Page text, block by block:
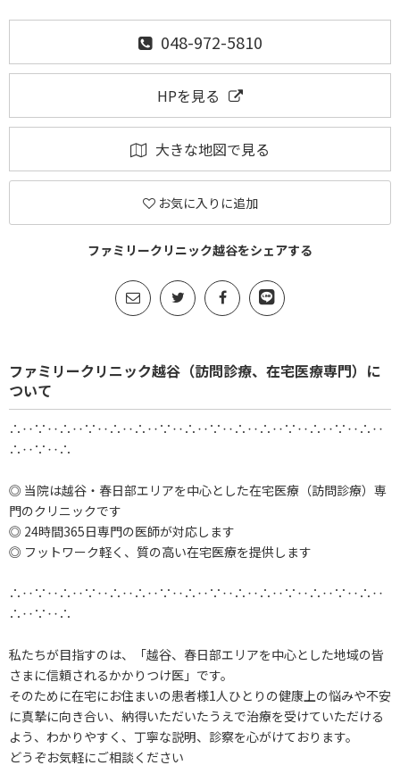
048-972-5810
HPを見る
大きな地図で見る
お気に入りに追加
ファミリークリニック越谷をシェアする
ファミリークリニック越谷（訪問診療、在宅医療専門）に
ついて
∴‥∵‥∴‥∵‥∴‥∴‥∵‥∴‥∵‥∴‥∴‥∵‥∴‥∵‥∴‥
∴‥∵‥∴
◎ 当院は越谷・春日部エリアを中心とした在宅医療（訪問診療）専
門のクリニックです
◎ 24時間365日専門の医師が対応します
◎ フットワーク軽く、質の高い在宅医療を提供します
∴‥∵‥∴‥∵‥∴‥∴‥∵‥∴‥∵‥∴‥∴‥∵‥∴‥∵‥∴‥
∴‥∵‥∴
私たちが目指すのは、「越谷、春日部エリアを中心とした地域の皆
さまに信頼されるかかりつけ医」です。
そのために在宅にお住まいの患者様1人ひとりの健康上の悩みや不安
に真摯に向き合い、納得いただいたうえで治療を受けていただける
よう、わかりやすく、丁寧な説明、診察を心がけております。
どうぞお気軽にご相談ください